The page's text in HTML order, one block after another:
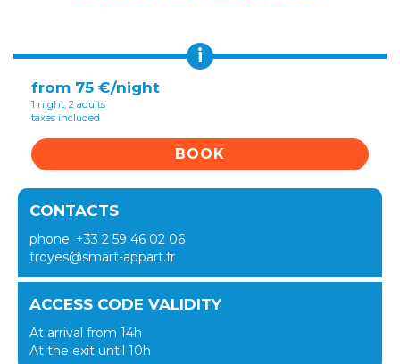
i
from 75 €/night
1 night, 2 adults
taxes included
BOOK
CONTACTS
phone. +33 2 59 46 02 06
troyes@smart-appart.fr
ACCESS CODE VALIDITY
At arrival from 14h
At the exit until 10h